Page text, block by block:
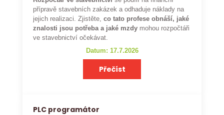
přípravě stavebních zakázek a odhaduje náklady na
jejich realizaci. Zjistěte,co tato profese obnáší, jaké
znalosti jsou potřeba a jaké mzdy mohou rozpočtáři
ve stavebnictví očekávat.
Datum: 17.7.2026
Přečíst
PLC programátor